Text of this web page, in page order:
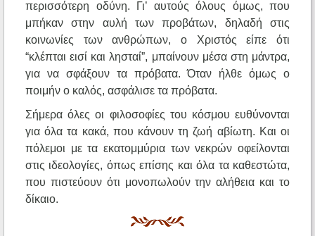
περισσότερη οδύνη. Γι’ αυτούς όλους όμως, που
μπήκαν στην αυλή των προβάτων, δηλαδή στις
κοινωνίες των ανθρώπων, ο Χριστός είπε ότι
“κλέπται εισί και λησταί”, μπαίνουν μέσα στη μάντρα,
για να σφάξουν τα πρόβατα. Όταν ήλθε όμως ο
ποιμήν ο καλός, ασφάλισε τα πρόβατα.
Σήμερα όλες οι φιλοσοφίες του κόσμου ευθύνονται
για όλα τα κακά, που κάνουν τη ζωή αβίωτη. Και οι
πόλεμοι με τα εκατομμύρια των νεκρών οφείλονται
στις ιδεολογίες, όπως επίσης και όλα τα καθεστώτα,
που πιστεύουν ότι μονοπωλούν την αλήθεια και το
δίκαιο.